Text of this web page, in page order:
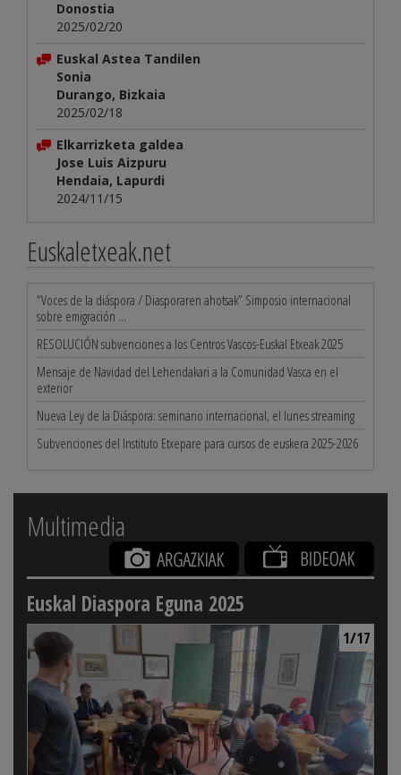
Donostia
2025/02/20
Euskal Astea Tandilen
Sonia
Durango, Bizkaia
2025/02/18
Elkarrizketa galdea
Jose Luis Aizpuru
Hendaia, Lapurdi
2024/11/15
Euskaletxeak.net
“Voces de la diáspora / Diasporaren ahotsak” Simposio internacional
sobre emigración ...
RESOLUCIÓN subvenciones a los Centros Vascos-Euskal Etxeak 2025
Mensaje de Navidad del Lehendakari a la Comunidad Vasca en el
exterior
Nueva Ley de la Diáspora: seminario internacional, el lunes streaming
Subvenciones del Instituto Etxepare para cursos de euskera 2025-2026
Multimedia
Euskal Diaspora Eguna 2025
1/17